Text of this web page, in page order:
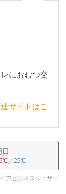
におむつ交
サイトはこ
日
／25℃
フビジネスウェザー